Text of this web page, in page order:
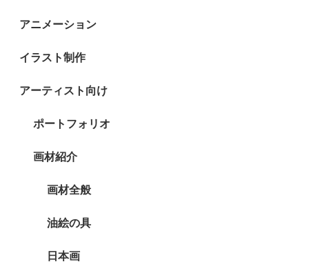
アニメーション
イラスト制作
アーティスト向け
ポートフォリオ
画材紹介
画材全般
油絵の具
日本画